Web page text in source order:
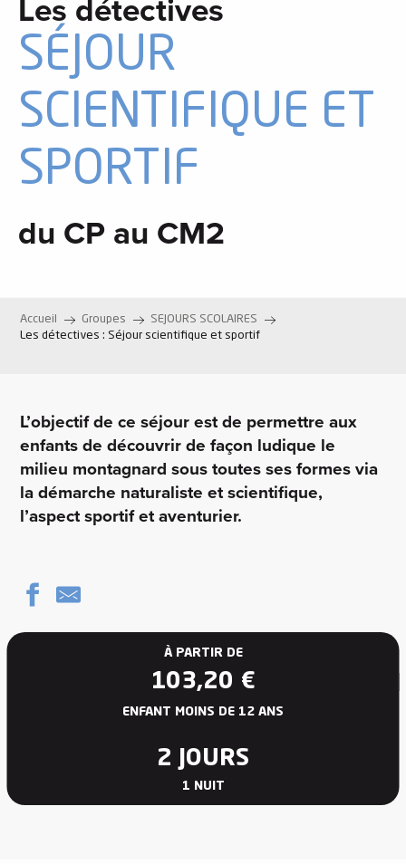
Les détectives
SÉJOUR
SCIENTIFIQUE ET
SPORTIF
du CP au CM2
Accueil Groupes
SEJOURS SCOLAIRES
Les détectives : Séjour scientifique et sportif
L’objectif de ce séjour est de permettre aux
enfants de découvrir de façon ludique le
milieu montagnard sous toutes ses formes via
la démarche naturaliste et scientifique,
l’aspect sportif et aventurier.
À PARTIR DE
103,20 €
ENFANT MOINS DE 12 ANS
2 JOURS
1 NUIT